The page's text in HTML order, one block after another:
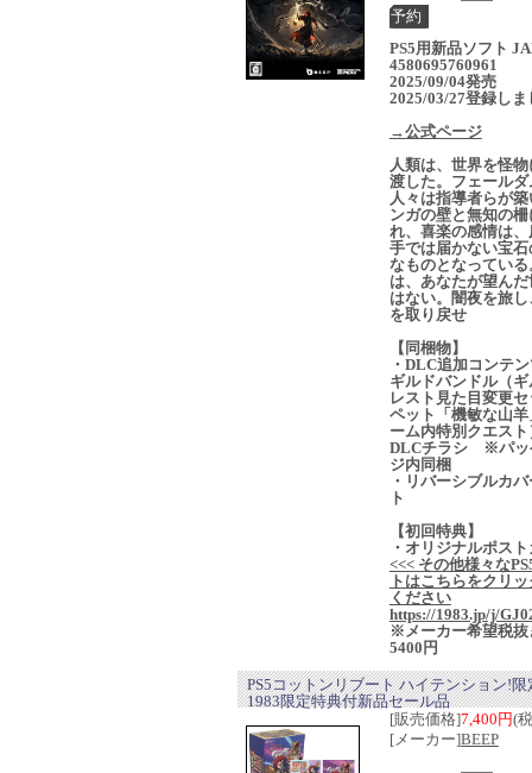
PS5用新品ソフト
4580695760961
2025/09/04発売
2025/03/27登録しま
→公式ページ
人類は、世界を怪
渡した。フェールダ
人々は指導者らが
ンガの壁と無知の柵
れ、喜楽の感情は、
手では届かない宝石
なものとなっている
は、あなたが望ん
はない。闇夜を旅
を取り戻せ
【同梱物】
・DLC追加コンテ
ギルドバンドル（
レスト見た目変更
ペット「機敏な山羊
ーム内特別クエスト
DLCチラシ ※パッ
ジ内同梱
・リバーシブルカ
ト
【初回特典】
・オリジナルポス
<<< その他様々な
トはこちらをクリ
ください
https://1983.jp/j/
※メーカー希望税抜
5400円
PS5コットンリブート ハイテンション!限
1983限定特典付新品セール品
[販売価格]7,400円(
[メーカー]BEEP